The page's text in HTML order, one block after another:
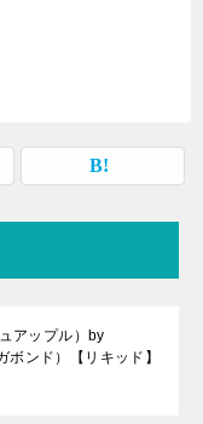
アップル）by
ンド）【リキッド】